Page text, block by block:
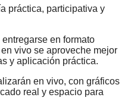
práctica, participativa y
en formato
vivo se aproveche mejor
y aplicación práctica.
en vivo, con gráficos
real y espacio para